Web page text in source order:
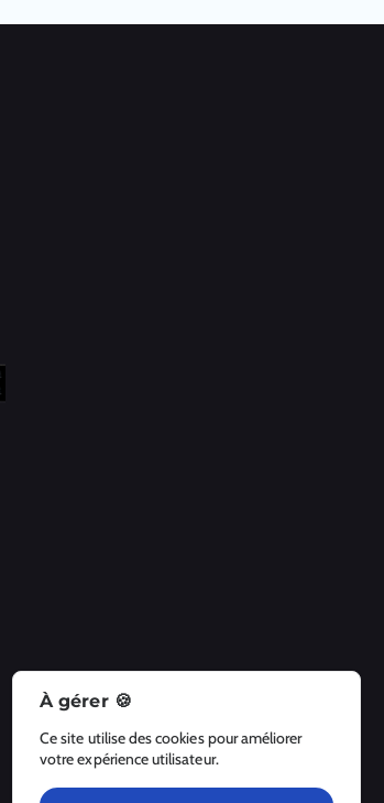
A Propos
À propos
À gérer 🍪
Ce site utilise des cookies pour améliorer
votre expérience utilisateur.